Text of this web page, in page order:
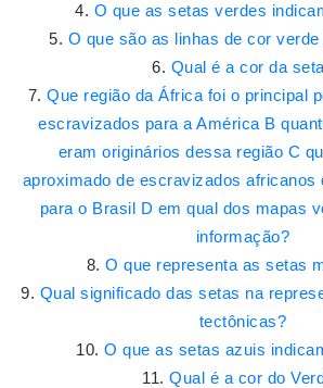
O que as setas verdes
O que são as linhas de cor
Qual é a cor da
Que região da África foi o principal
escravizados para a América B
eram originários dessa região C
aproximado de escravizados africanos
para o Brasil D em qual dos mapas
informação?
O que representa as setas
Qual significado das setas na
tectônicas?
O que as setas azuis
Qual é a cor do